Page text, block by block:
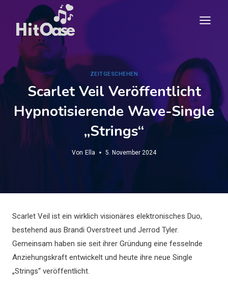
springen
ZEITGESCHEHEN
Scarlet Veil Veröffentlicht
Hypnotisierende Wave-Single
„Strings“
Von Ella 5. November 2024
Scarlet Veil ist ein wirklich visionäres elektronisches Duo,
bestehend aus Brandi Overstreet und Jerrod Tyler.
Gemeinsam haben sie seit ihrer Gründung eine fesselnde
Anziehungskraft entwickelt und heute ihre neue Single
„Strings“ veröffentlicht.